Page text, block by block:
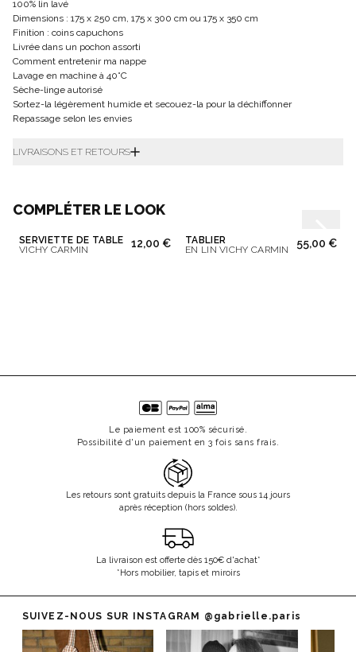
100% lin lavé
Dimensions : 175 x 250 cm, 175 x 300 cm ou 175 x 350 cm
Finition : coins capuchons
Livrée dans un pochon assorti
Comment entretenir ma nappe
Lavage en machine à 40°C
Sèche-linge autorisé
Sortez-la légèrement humide et secouez-la pour la déchiffonner
Repassage selon les envies
LIVRAISONS ET RETOURS
COMPLÉTER LE LOOK
SERVIETTE DE TABLE
VICHY CARMIN
12,00 €
TABLIER
EN LIN VICHY CARMIN
55,00 €
Le paiement est 100% sécurisé.
Possibilité d'un paiement en 3 fois sans frais.
Les retours sont gratuits depuis la France sous 14 jours
après réception (hors soldes).
La livraison est offerte dès 150€ d'achat*
*Hors mobilier, tapis et miroirs
SUIVEZ-NOUS SUR INSTAGRAM @gabrielle.paris